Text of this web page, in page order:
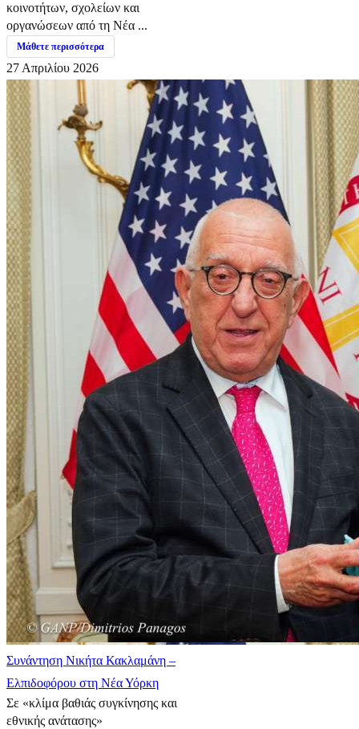
κοινοτήτων, σχολείων και
οργανώσεων από τη Νέα ...
Μάθετε περισσότερα
27 Απριλίου 2026
Συνάντηση Νικήτα Κακλαμάνη –
Ελπιδοφόρου στη Νέα Υόρκη
Σε «κλίμα βαθιάς συγκίνησης και
εθνικής ανάτασης»